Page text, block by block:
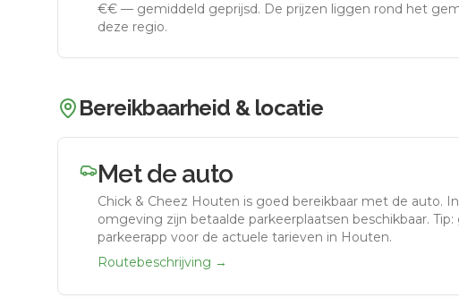
€€ — gemiddeld geprijsd. De prijzen liggen rond het
deze regio.
Bereikbaarheid & locatie
Met de auto
Chick & Cheez Houten is goed bereikbaar met de auto.
omgeving zijn betaalde parkeerplaatsen beschikbaar.
parkeerapp voor de actuele tarieven in Houten.
Routebeschrijving →